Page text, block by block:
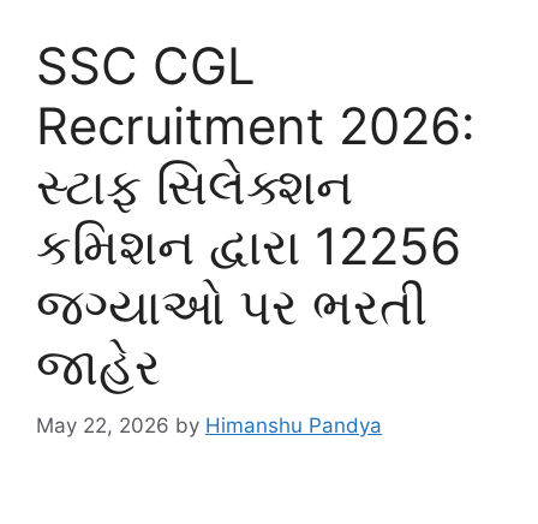
SSC CGL
Recruitment 2026:
સ્ટાફ સિલેક્શન
કમિશન દ્વારા 12256
જગ્યાઓ પર ભરતી
જાહેર
May 22, 2026 by Himanshu Pandya